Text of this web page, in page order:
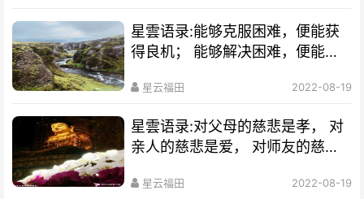
星雲语录:能够克服困难，便能获
得良机； 能够解决困难，便能化
星云福田 2022-08-19
星雲语录:对父母的慈悲是孝， 对
亲人的慈悲是爱， 对师友的慈悲
星云福田 2022-08-19